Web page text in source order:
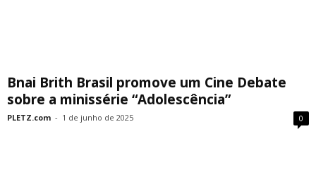
Bnai Brith Brasil promove um Cine Debate
sobre a minissérie “Adolescência”
PLETZ.com - 1 de junho de 2025 0